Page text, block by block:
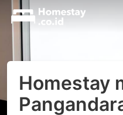
Homestay